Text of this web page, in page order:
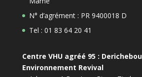
N° d’agrément : PR 9400018 D
Tel : 01 83 64 20 41
Centre VHU agréé 95 :
Environnement Revival